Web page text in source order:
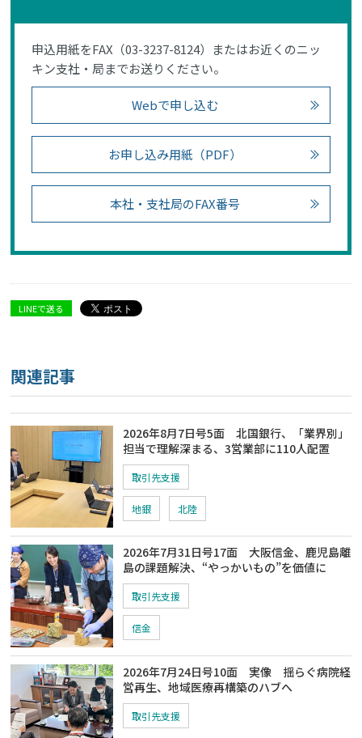
申込用紙をFAX（03-3237-8124）またはお近くのニッ
キン支社・局までお送りください。
Webで申し込む
お申し込み用紙（PDF）
本社・支社局のFAX番号
LINEで送る
関連記事
2026年8月7日号5面 北国銀行、「業界別」
担当で理解深まる、3営業部に110人配置
取引先支援
地銀 北陸
2026年7月31日号17面 大阪信金、鹿児島離
島の課題解決、“やっかいもの”を価値に
取引先支援
信金
2026年7月24日号10面 実像 揺らぐ病院経
営再生、地域医療再構築のハブへ
取引先支援